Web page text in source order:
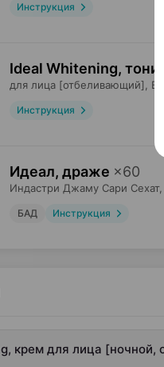
Инструкция
Ideal Whitening,
для лица [отбеливающий],
Инструкция
Идеал, драже ×60
Индастри Джаму Сари Сехат
БАД Инструкция
крем для лица [ночной,